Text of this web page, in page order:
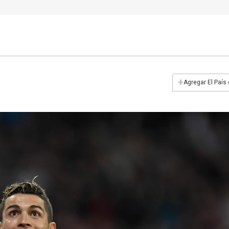
+Agregar El País